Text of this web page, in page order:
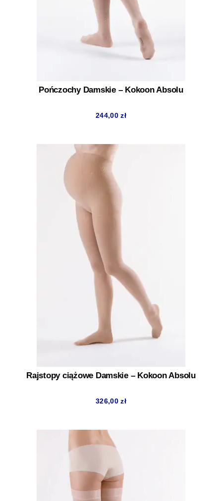
Pończochy Damskie – Kokoon Absolu
244,00zł
Rajstopy ciążowe Damskie – Kokoon Absolu
326,00zł